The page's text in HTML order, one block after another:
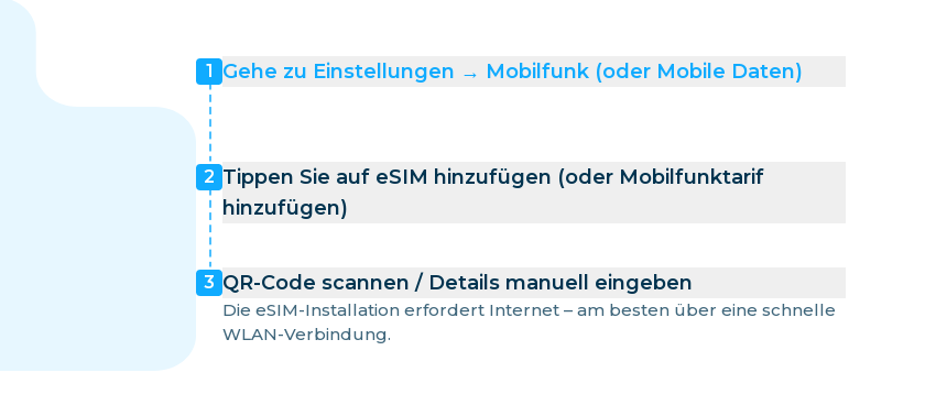
1 Gehe zu Einstellungen → Mobilfunk (oder Mobile Daten)
2 Tippen Sie auf eSIM hinzufügen (oder Mobilfunktarif
hinzufügen)
3 QR-Code scannen / Details manuell eingeben
Die eSIM-Installation erfordert Internet – am besten über eine schnelle
WLAN-Verbindung.